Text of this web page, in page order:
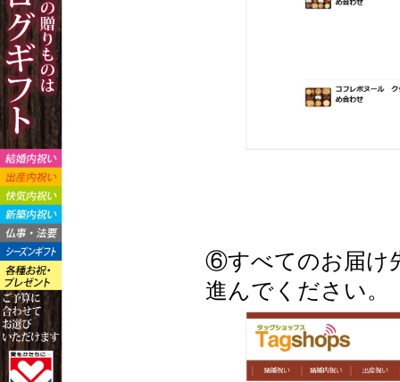
⑥すべてのお届け
進んでください。